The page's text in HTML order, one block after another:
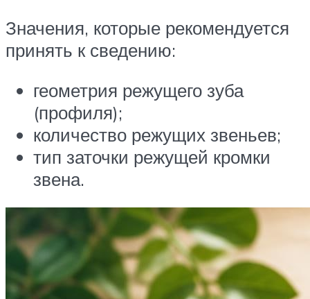
Значения, которые рекомендуется
принять к сведению:
геометрия режущего зуба
(профиля);
количество режущих звеньев;
тип заточки режущей кромки
звена.